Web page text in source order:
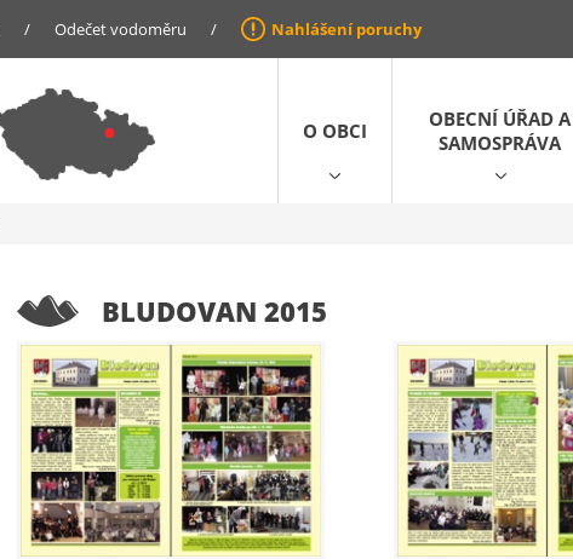
/ Odečet vodoměru / Nahlášení poruchy
O OBCI
OBECNÍ ÚŘAD A
SAMOSPRÁVA
BLUDOVAN 2015